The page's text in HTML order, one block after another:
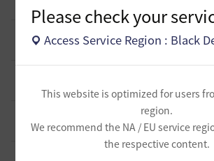
Please check your
Access Service Region : Black
This website is optimized for users
region.
We recommend the NA / EU service
the respective content.
エンカ-日本 2025.03.28
1
2 3.3K たんくす-日本
0 2.8K 不明 2024.10.06
6
アタニスホタルはなぜ家門バッグに入れ
3 3.2K Lyzerica 2024.07.17
闇の精霊の怒り200％のCTについて